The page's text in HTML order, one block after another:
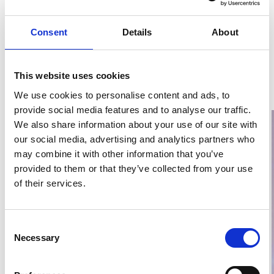
Consent Details About
This website uses cookies
We use cookies to personalise content and ads, to
provide social media features and to analyse our traffic.
We also share information about your use of our site with
our social media, advertising and analytics partners who
may combine it with other information that you’ve
provided to them or that they’ve collected from your use
of their services.
Selection
Necessary
Relaterade inlägg